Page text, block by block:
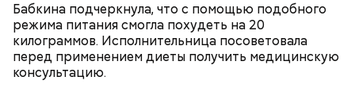
Бабкина подчеркнула, что с помощью подобного
режима питания смогла похудеть на 20
килограммов. Исполнительница посоветовала
перед применением диеты получить медицинскую
консультацию.
людям с ослабленной иммунной системой;
пожилым;
детям.